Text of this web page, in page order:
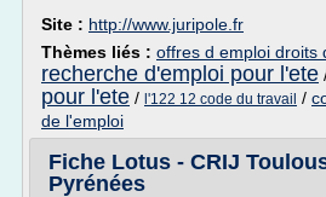
Site : http://www.juripole.fr
Thèmes liés : offres d emploi droits
recherche d'emploi pour l'ete
pour l'ete / l'122 12 code du travail /
de l'emploi
Fiche Lotus - CRIJ
Pyrénées